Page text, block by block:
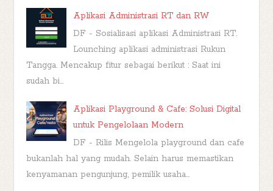
Aplikasi Administrasi RT dan RW
DF - Sosialisasi aplikasi Administrasi RT.
Lounching aplikasi administrasi Rukun
Tangga. Mencakup fitur sebagai berikut : Saat ini
sudah bi...
Aplikasi Playground & Cafe: Solusi Digital
untuk Pengelolaan Modern
DF - Rilis Mengelola playground dan cafe
bukanlah hal yang mudah. Selain harus memastikan
kenyamanan pengunjung, pemilik usaha...